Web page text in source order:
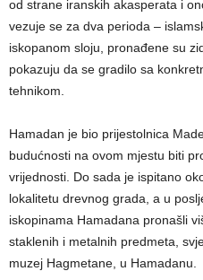
od strane iranskih akasperata i
vezuje se za dva perioda –
iskopanom sloju, pronađene su
pokazuju da se gradilo sa
tehnikom.
Hamadan je bio prijestolnica
budućnosti na ovom mjestu biti
vrijednosti. Do sada je ispitano
lokalitetu drevnog grada, a u
iskopinama Hamadana pronašli
staklenih i metalnih predmeta,
muzej Hagmetane, u Hamadanu.